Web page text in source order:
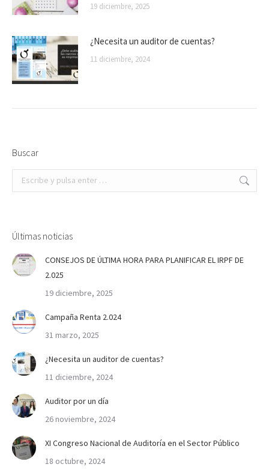
19 diciembre, 2025
¿Necesita un auditor de cuentas?
11 diciembre, 2024
Buscar
Buscar:
Últimas noticias
CONSEJOS DE ÚLTIMA HORA PARA PLANIFICAR EL IRPF DE
2.025
19 diciembre, 2025
Campaña Renta 2.024
31 marzo, 2025
¿Necesita un auditor de cuentas?
11 diciembre, 2024
Auditor por un día
26 noviembre, 2024
XI Congreso Nacional de Auditoría en el Sector Público
18 octubre, 2024